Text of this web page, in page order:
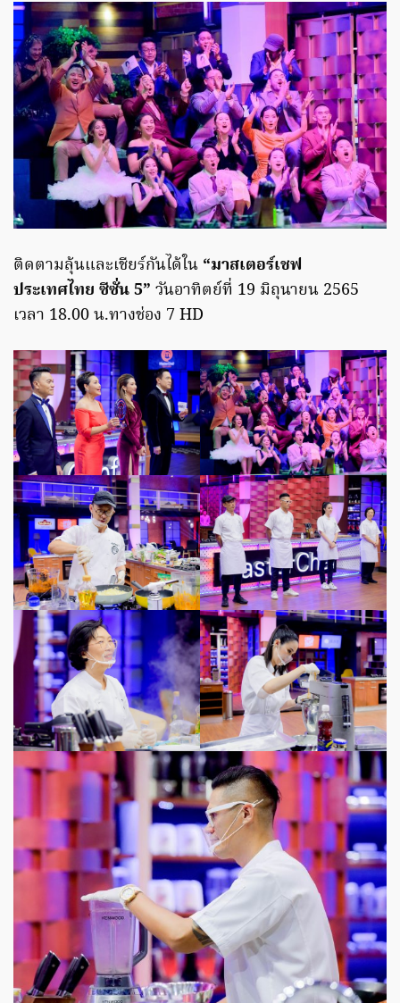
ติดตามลุ้นและเชียร์กันได้ใน “มาสเตอร์เชฟ
ประเทศไทย ซีซั่น 5” วันอาทิตย์ที่ 19 มิถุนายน 2565
เวลา 18.00 น.ทางช่อง 7 HD